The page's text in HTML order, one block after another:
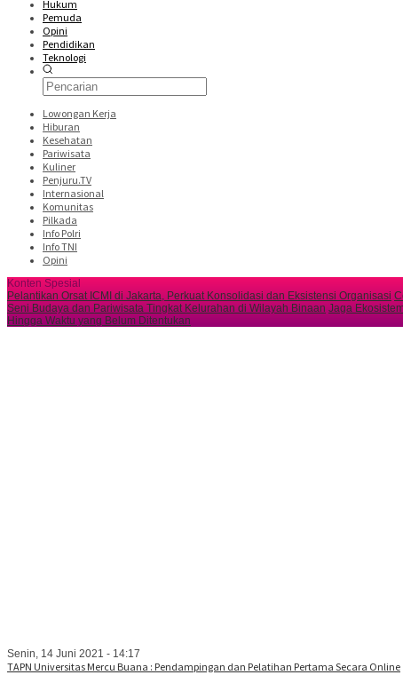
Hukum
Pemuda
Opini
Pendidikan
Teknologi
Lowongan Kerja
Hiburan
Kesehatan
Pariwisata
Kuliner
Penjuru.TV
Internasional
Komunitas
Pilkada
Info Polri
Info TNI
Opini
Konten Spesial
Pelantikan Orsat ICMI di Jakarta, Perkuat Konsolidasi dan Eksistensi Organisasi
Seni Budaya dan Pariwisata Tingkat Kelurahan di Wilayah Binaan Jaga
Hingga Waktu yang Belum Ditentukan
Senin, 14 Juni 2021 - 14:17
TAPN Universitas Mercu Buana : Pendampingan dan Pelatihan Pertama Secara Online